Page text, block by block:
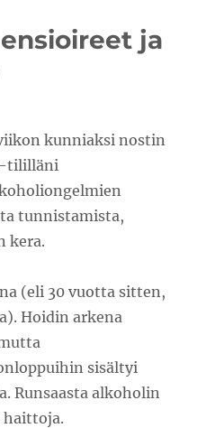
ja
kunniaksi nostin
tililläni
tunnistamista,
kera.
(eli 30 vuotta sitten,
Hoidin arkena
sisältyi
Runsaasta alkoholin
haittoja.